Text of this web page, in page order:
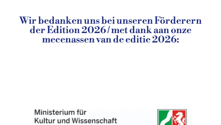
Wir bedanken uns bei unseren Förderern
der Edition 2026 / met dank aan onze
mecenassen van de editie 2026: